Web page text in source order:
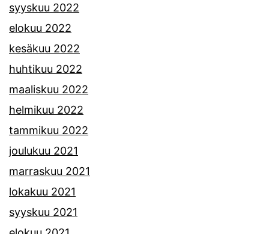
syyskuu 2022
elokuu 2022
kesäkuu 2022
huhtikuu 2022
maaliskuu 2022
helmikuu 2022
tammikuu 2022
joulukuu 2021
marraskuu 2021
lokakuu 2021
syyskuu 2021